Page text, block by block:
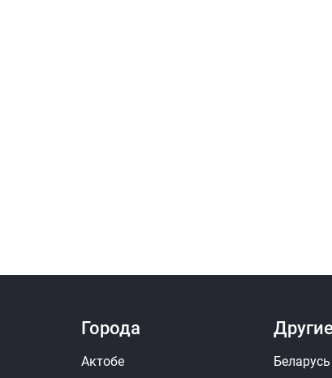
Города
Актобе
Беларусь